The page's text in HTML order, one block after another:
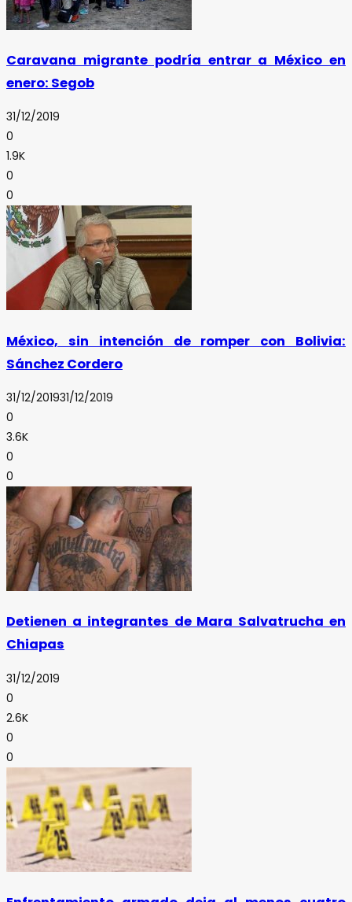
Caravana migrante podría entrar a México en
enero: Segob
31/12/2019
0
1.9K
0
0
México, sin intención de romper con Bolivia:
Sánchez Cordero
31/12/201931/12/2019
0
3.6K
0
0
Detienen a integrantes de Mara Salvatrucha en
Chiapas
31/12/2019
0
2.6K
0
0